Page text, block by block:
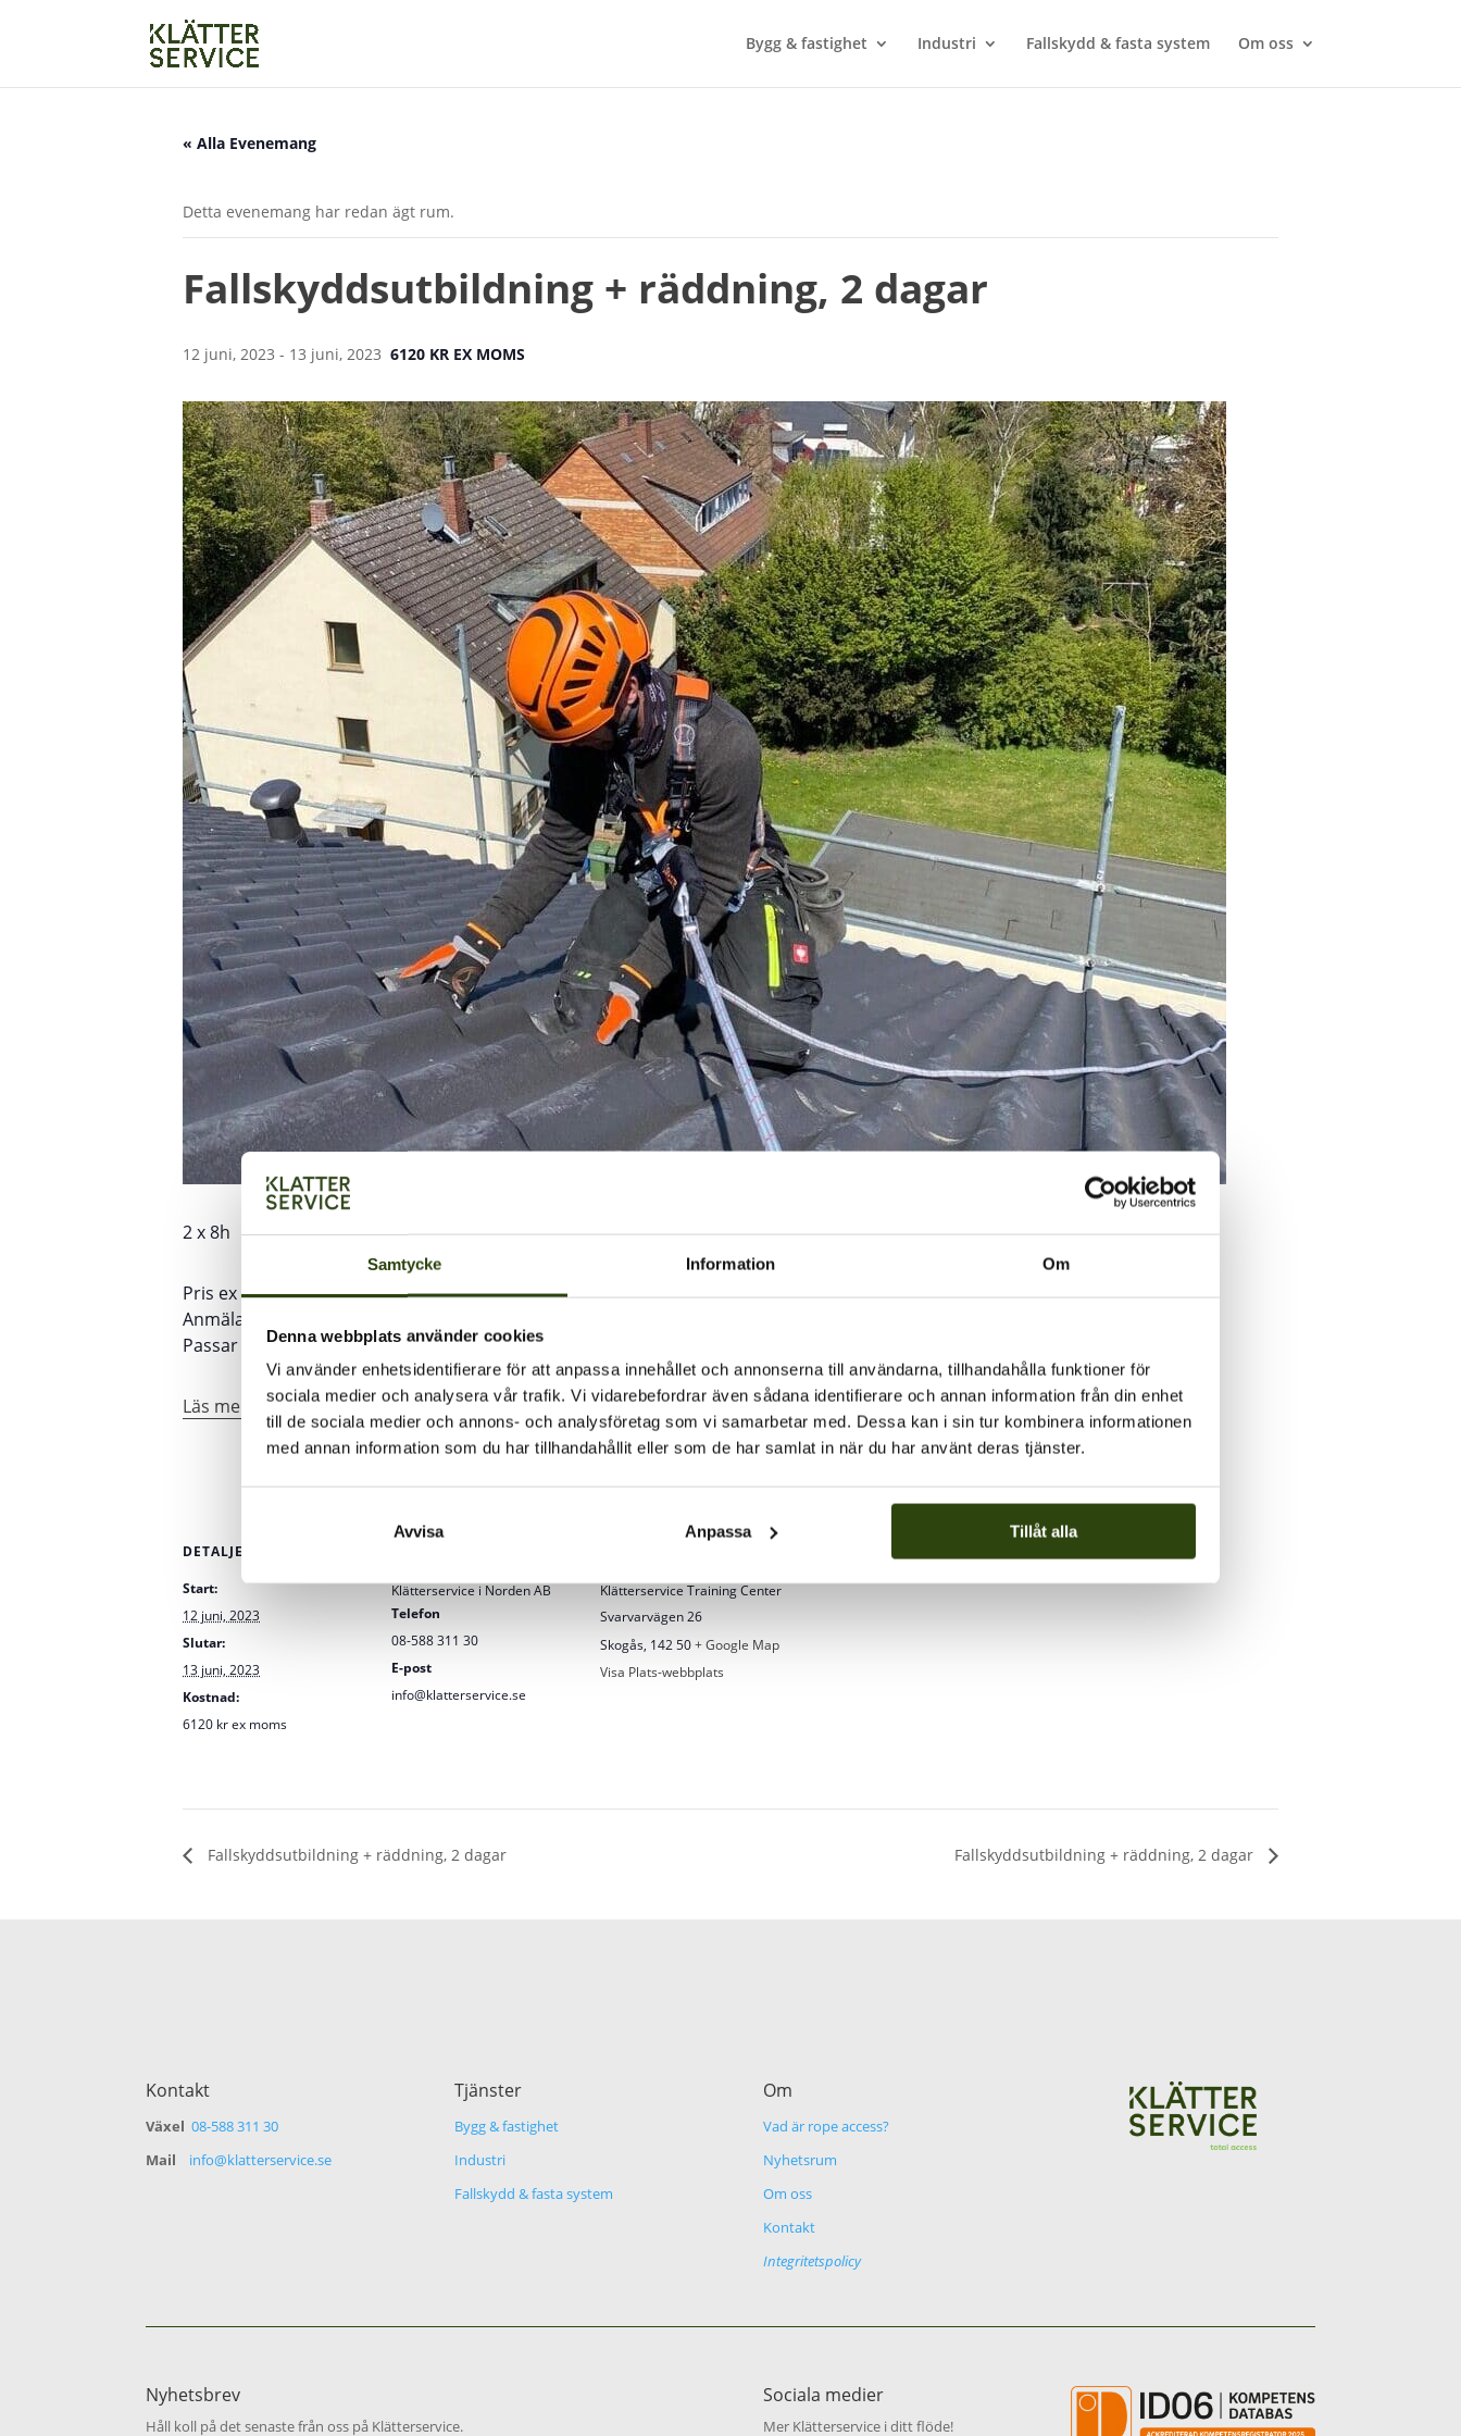
Samtycke Information Om
Denna webbplats använder cookies
Vi använder enhetsidentifierare för att anpassa innehållet och annonserna till användarna, tillhandahålla funktioner för
sociala medier och analysera vår trafik. Vi vidarebefordrar även sådana identifierare och annan information från din enhet
till de sociala medier och annons- och analysföretag som vi samarbetar med. Dessa kan i sin tur kombinera informationen
med annan information som du har tillhandahållit eller som de har samlat in när du har använt deras tjänster.
Avvisa Anpassa Tillåt alla
Bygg & fastighet Industri Fallskydd & fasta system Om oss
« Alla Evenemang
Detta evenemang har redan ägt rum.
Fallskyddsutbildning + räddning, 2 dagar
12 juni, 2023 - 13 juni, 2023 6120 KR EX MOMS
2 x 8h
Pris ex moms per person vid kurs om max. 8 deltagare.
Anmälan och mer information:
Passar inte detta datum så kan vi ofta sätta in extra kurser efter behov.
Läs mer om Fallskyddsutbildning
DETALJER
Start:
12 juni, 2023
Slutar:
13 juni, 2023
Kostnad:
6120 kr ex moms
Klätterservice i Norden AB
Telefon
08-588 311 30
E-post
info@klatterservice.se
Klätterservice Training Center
Svarvarvägen 26
Skogås, 142 50+ Google Map
Visa Plats-webbplats
Fallskyddsutbildning + räddning, 2 dagar Fallskyddsutbildning + räddning, 2 dagar
Kontakt
Växel08-588 311 30
Mail info@klatterservice.se
Tjänster
Bygg & fastighet
Industri
Fallskydd & fasta system
Om
Vad är rope access?
Nyhetsrum
Om oss
Kontakt
Integritetspolicy
Nyhetsbrev
Håll koll på det senaste från oss på Klätterservice.
Sociala medier
Mer Klätterservice i ditt flöde!